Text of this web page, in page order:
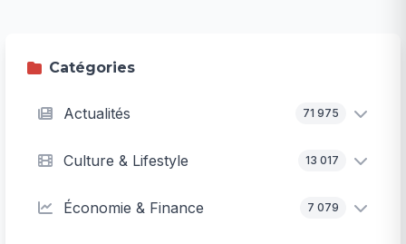
Catégories
Actualités 71 975
Culture & Lifestyle 13 017
Économie & Finance 7 079